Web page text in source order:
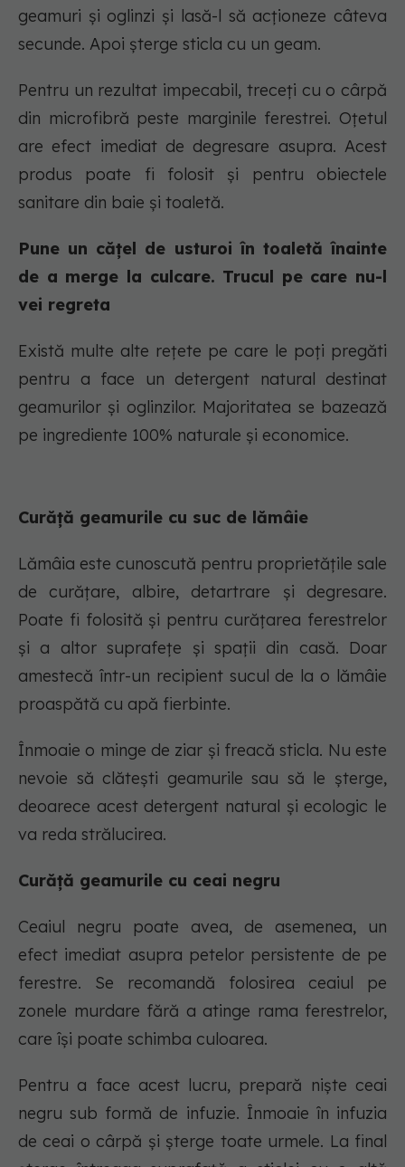
geamuri și oglinzi și lasă-l să acționeze câteva
secunde. Apoi șterge sticla cu un geam.
Pentru un rezultat impecabil, treceți cu o cârpă
din microfibră peste marginile ferestrei. Oțetul
are efect imediat de degresare asupra. Acest
produs poate fi folosit și pentru obiectele
sanitare din baie și toaletă.
Pune un cățel de usturoi în toaletă înainte
de a merge la culcare. Trucul pe care nu-l
vei regreta
Există multe alte rețete pe care le poți pregăti
pentru a face un detergent natural destinat
geamurilor și oglinzilor. Majoritatea se bazează
pe ingrediente 100% naturale și economice.
Curăță geamurile cu suc de lămâie
Lămâia este cunoscută pentru proprietățile sale
de curățare, albire, detartrare și degresare.
Poate fi folosită și pentru curățarea ferestrelor
și a altor suprafețe și spații din casă. Doar
amestecă într-un recipient sucul de la o lămâie
proaspătă cu apă fierbinte.
Înmoaie o minge de ziar și freacă sticla. Nu este
nevoie să clătești geamurile sau să le șterge,
deoarece acest detergent natural și ecologic le
va reda strălucirea.
Curăță geamurile cu ceai negru
Ceaiul negru poate avea, de asemenea, un
efect imediat asupra petelor persistente de pe
ferestre. Se recomandă folosirea ceaiul pe
zonele murdare fără a atinge rama ferestrelor,
care își poate schimba culoarea.
Pentru a face acest lucru, prepară niște ceai
negru sub formă de infuzie. Înmoaie în infuzia
de ceai o cârpă și șterge toate urmele. La final